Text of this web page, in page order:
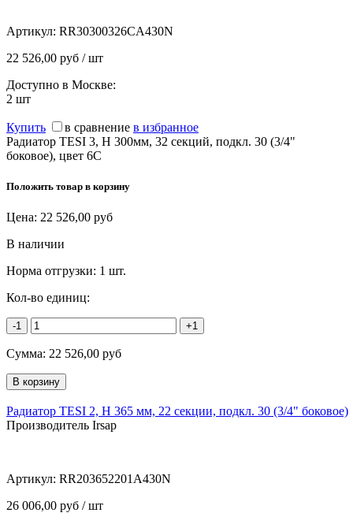
Артикул: RR30300326CA430N
22 526,00 руб / шт
Доступно в Москве:
2 шт
Купить в сравнение в избранное
Радиатор TESI 3, H 300мм, 32 секций, подкл. 30 (3/4"
боковое), цвет 6C
Положить товар в корзину
Цена: 22 526,00 руб
В наличии
Норма отгрузки: 1 шт.
Кол-во единиц:
-1 +1
Сумма: 22 526,00 руб
Радиатор TESI 2, H 365 мм, 22 секции, подкл. 30 (3/4" боковое)
Производитель Irsap
Артикул: RR203652201A430N
26 006,00 руб / шт